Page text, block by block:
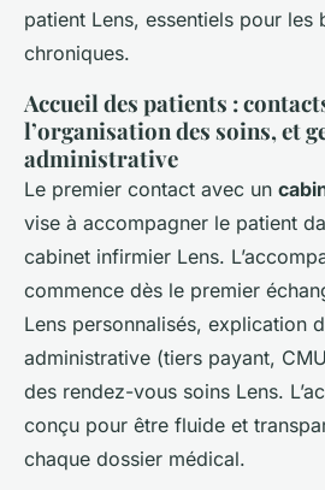
patient Lens, essentiels pour les
chroniques.
Accueil des patients :
l’organisation des soins, et
administrative
Le premier contact avec un
vise à accompagner le patient
cabinet infirmier Lens.
commence dès le premier
Lens personnalisés, explication
administrative (tiers payant,
des rendez-vous soins Lens.
conçu pour être fluide et
chaque dossier médical.